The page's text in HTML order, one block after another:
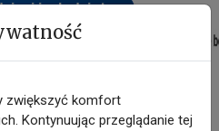
i młodzieży
zwiększyć komfort
Kontynuując przeglądanie tej